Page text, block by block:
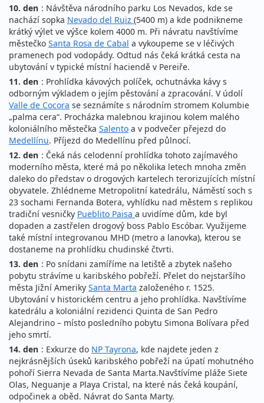
10. den : Návštěva národního parku Los Nevados, kde se
nachází sopka Nevado del Ruiz (5400 m) a kde podnikneme
krátký výlet ve výšce kolem 4000 m. Při návratu navštívíme
městečko Santa Rosa de Cabal a vykoupeme se v léčivých
pramenech pod vodopády. Odtud nás čeká krátká cesta na
ubytování v typické místní haciendě v Pereiře.
11. den : Prohlídka kávových políček, ochutnávka kávy s
odborným výkladem o jejím pěstování a zpracování. V údolí
Valle de Cocora se seznámíte s národním stromem Kolumbie
„palma cera“. Procházka malebnou krajinou kolem malého
koloniálního městečka Salento a v podvečer přejezd do
Medellínu. Příjezd do Medellínu před půlnocí.
12. den : Čeká nás celodenní prohlídka tohoto zajímavého
moderního města, které má po několika letech mnoha změn
daleko do představ o drogových kartelech terorizujících místní
obyvatele. Zhlédneme Metropolitní katedrálu, Náměstí soch s
23 sochami Fernanda Botera, vyhlídku nad městem s replikou
tradiční vesničky Pueblito Paisa a uvidíme dům, kde byl
dopaden a zastřelen drogový boss Pablo Escóbar. Využijeme
také místní integrovanou MHD (metro a lanovka), kterou se
dostaneme na prohlídku chudinské čtvrti.
13. den : Po snídani zamíříme na letiště a zbytek našeho
pobytu strávíme u karibského pobřeží. Přelet do nejstaršího
města Jižní Ameriky Santa Marta založeného r. 1525.
Ubytování v historickém centru a jeho prohlídka. Navštívíme
katedrálu a koloniální rezidenci Quinta de San Pedro
Alejandrino – místo posledního pobytu Simona Bolívara před
jeho smrtí.
14. den : Exkurze do NP Tayrona, kde najdete jeden z
nejkrásnějších úseků karibského pobřeží na úpatí mohutného
pohoří Sierra Nevada de Santa Marta.Navštívíme pláže Siete
Olas, Neguanje a Playa Cristal, na které nás čeká koupání,
odpočinek a oběd. Návrat do Santa Marty.